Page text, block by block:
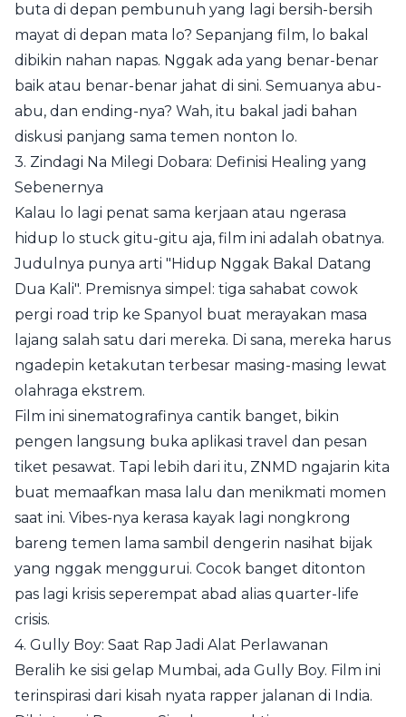
buta di depan pembunuh yang lagi bersih-bersih
mayat di depan mata lo? Sepanjang film, lo bakal
dibikin nahan napas. Nggak ada yang benar-benar
baik atau benar-benar jahat di sini. Semuanya abu-
abu, dan ending-nya? Wah, itu bakal jadi bahan
diskusi panjang sama temen nonton lo.
3. Zindagi Na Milegi Dobara: Definisi Healing yang
Sebenernya
Kalau lo lagi penat sama kerjaan atau ngerasa
hidup lo stuck gitu-gitu aja, film ini adalah obatnya.
Judulnya punya arti "Hidup Nggak Bakal Datang
Dua Kali". Premisnya simpel: tiga sahabat cowok
pergi road trip ke Spanyol buat merayakan masa
lajang salah satu dari mereka. Di sana, mereka harus
ngadepin ketakutan terbesar masing-masing lewat
olahraga ekstrem.
Film ini sinematografinya cantik banget, bikin
pengen langsung buka aplikasi travel dan pesan
tiket pesawat. Tapi lebih dari itu, ZNMD ngajarin kita
buat memaafkan masa lalu dan menikmati momen
saat ini. Vibes-nya kerasa kayak lagi nongkrong
bareng temen lama sambil dengerin nasihat bijak
yang nggak menggurui. Cocok banget ditonton
pas lagi krisis seperempat abad alias quarter-life
crisis.
4. Gully Boy: Saat Rap Jadi Alat Perlawanan
Beralih ke sisi gelap Mumbai, ada Gully Boy. Film ini
terinspirasi dari kisah nyata rapper jalanan di India.